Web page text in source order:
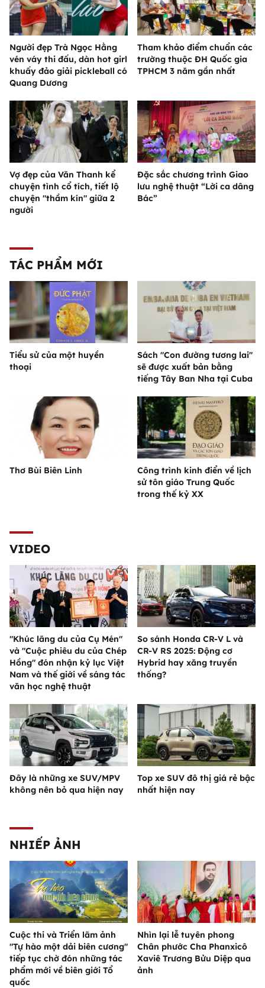
Người đẹp Trà Ngọc Hằng
vén váy thi đấu, dàn hot girl
khuấy đảo giải pickleball có
Quang Dương
Tham khảo điểm chuẩn các
trường thuộc ĐH Quốc gia
TPHCM 3 năm gần nhất
Vợ đẹp của Văn Thanh kể
chuyện tình cổ tích, tiết lộ
chuyện "thầm kín" giữa 2
người
Đặc sắc chương trình Giao
lưu nghệ thuật “Lời ca dâng
Bác”
TÁC PHẨM MỚI
Tiểu sử của một huyền
thoại
Sách "Con đường tương lai"
sẽ được xuất bản bằng
tiếng Tây Ban Nha tại Cuba
Thơ Bùi Biên Linh
Công trình kinh điển về lịch
sử tôn giáo Trung Quốc
trong thế kỷ XX
VIDEO
"Khúc lãng du của Cụ Mén"
và "Cuộc phiêu du của Chép
Hồng" đón nhận kỷ lục Việt
Nam và thế giới về sáng tác
văn học nghệ thuật
So sánh Honda CR-V L và
CR-V RS 2025: Động cơ
Hybrid hay xăng truyền
thống?
Đây là những xe SUV/MPV
không nên bỏ qua hiện nay
Top xe SUV đô thị giá rẻ bậc
nhất hiện nay
NHIẾP ẢNH
Cuộc thi và Triển lãm ảnh
"Tự hào một dải biên cương"
tiếp tục chờ đón những tác
phẩm mới về biên giới Tổ
quốc
Nhìn lại lễ tuyên phong
Chân phước Cha Phanxicô
Xaviê Trương Bửu Diệp qua
ảnh